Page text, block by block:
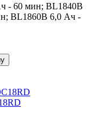
- 60 мин; BL1840B
BL1860B 6,0 Ач -